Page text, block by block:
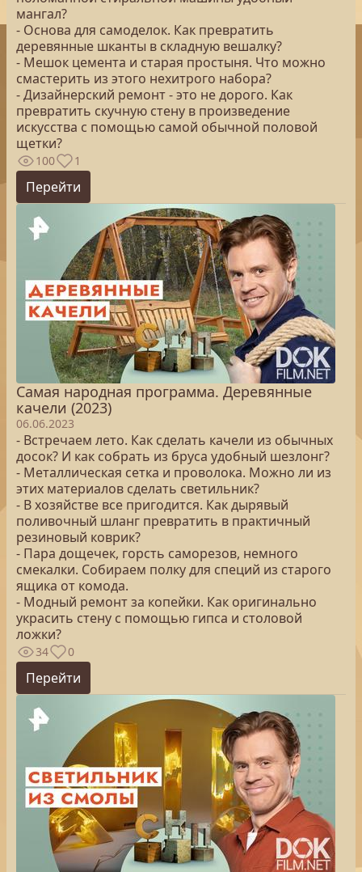
мангал?
- Основа для самоделок. Как превратить
деревянные шканты в складную вешалку?
- Мешок цемента и старая простыня. Что можно
смастерить из этого нехитрого набора?
- Дизайнерский ремонт - это не дорого. Как
превратить скучную стену в произведение
искусства с помощью самой обычной половой
щетки?
100 1
Перейти
Самая народная программа. Деревянные
качели (2023)
06.06.2023
- Встречаем лето. Как сделать качели из обычных
досок? И как собрать из бруса удобный шезлонг?
- Металлическая сетка и проволока. Можно ли из
этих материалов сделать светильник?
- В хозяйстве все пригодится. Как дырявый
поливочный шланг превратить в практичный
резиновый коврик?
- Пара дощечек, горсть саморезов, немного
смекалки. Собираем полку для специй из старого
ящика от комода.
- Модный ремонт за копейки. Как оригинально
украсить стену с помощью гипса и столовой
ложки?
34 0
Перейти